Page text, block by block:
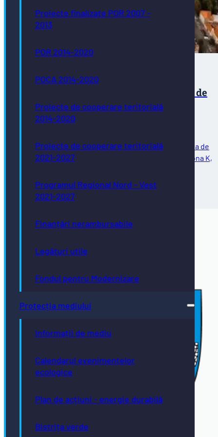
Proiecte finalizate POR 2007 -
2013
POR 2014-2020
POCA 2014-2020
Proiecte de cooperare teritorială
2014-2020
Proiecte de cooperare teritorială
2021-2027
Programul Regional Nord - Vest
2021-2027
Finanțări nerambursabile
Legături utile
Fondul pentru Modernizare
Protecția mediului
Informații de mediu
Calendarul evenimentelor
ecologice
Plan de acțiuni - energie durabilă
Bistrița verde
Expiră perioada de utilizare a locurilor de
parcare de reședință pentru zona K
Vă comunicăm că în data de 31.08.2026 expiră perioada de
utilizare a locurilor de parcare de reședință pentru zona K,
Grigorescu, Aleea Spătarului,…
31/07/2026